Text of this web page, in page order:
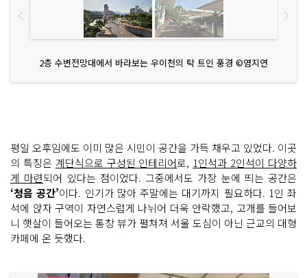
2층 수변전망대에서 바라보는 우이천의 탁 트인 풍경 ©염지연
평일 오후임에도 이미 많은 시민이 공간을 가득 채우고 있었다. 이곳
의 특징은 계단식으로 구성된 인테리어로, 1인석과 2인석이 다양하
게 마련되어 있다는 점이었다. 그중에서도 가장 눈에 띄는 공간은
‘청음 공간’이다. 인기가 많아 주말에는 대기까지 필요하다. 1인 좌
석에 앉자 구역이 자연스럽게 나뉘어 더욱 안락했고, 고개를 들어보
니 햇살이 들어오는 통창 뷰가 펼쳐져 서울 도심이 아닌 근교의 대형
카페에 온 듯했다.